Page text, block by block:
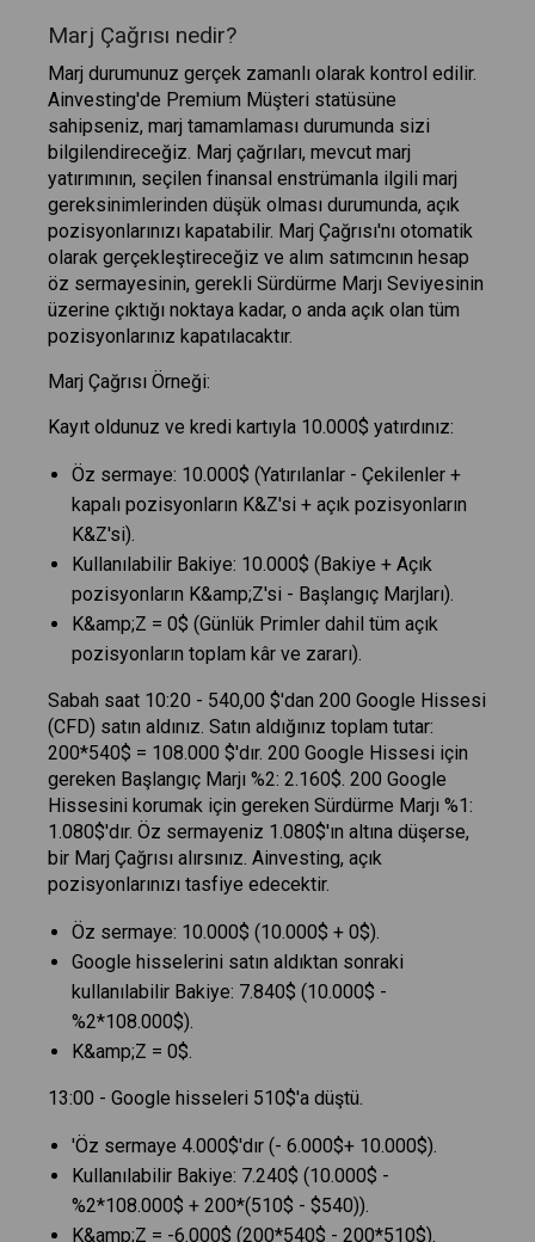
Marj Çağrısı nedir?
Marj durumunuz gerçek zamanlı olarak kontrol edilir.
Ainvesting'de Premium Müşteri statüsüne
sahipseniz, marj tamamlaması durumunda sizi
bilgilendireceğiz. Marj çağrıları, mevcut marj
yatırımının, seçilen finansal enstrümanla ilgili marj
gereksinimlerinden düşük olması durumunda, açık
pozisyonlarınızı kapatabilir. Marj Çağrısı'nı otomatik
olarak gerçekleştireceğiz ve alım satımcının hesap
öz sermayesinin, gerekli Sürdürme Marjı Seviyesinin
üzerine çıktığı noktaya kadar, o anda açık olan tüm
pozisyonlarınız kapatılacaktır.
Marj Çağrısı Örneği:
Kayıt oldunuz ve kredi kartıyla 10.000$ yatırdınız:
Öz sermaye: 10.000$ (Yatırılanlar - Çekilenler +
kapalı pozisyonların K&Z'si + açık pozisyonların
K&Z'si).
Kullanılabilir Bakiye: 10.000$ (Bakiye + Açık
pozisyonların K&amp;Z'si - Başlangıç Marjları).
K&amp;Z = 0$ (Günlük Primler dahil tüm açık
pozisyonların toplam kâr ve zararı).
Sabah saat 10:20 - 540,00 $'dan 200 Google Hissesi
(CFD) satın aldınız. Satın aldığınız toplam tutar:
200*540$ = 108.000 $'dır. 200 Google Hissesi için
gereken Başlangıç Marjı %2: 2.160$. 200 Google
Hissesini korumak için gereken Sürdürme Marjı %1:
1.080$'dır. Öz sermayeniz 1.080$'ın altına düşerse,
bir Marj Çağrısı alırsınız. Ainvesting, açık
pozisyonlarınızı tasfiye edecektir.
Öz sermaye: 10.000$ (10.000$ + 0$).
Google hisselerini satın aldıktan sonraki
kullanılabilir Bakiye: 7.840$ (10.000$ -
%2*108.000$).
K&amp;Z = 0$.
13:00 - Google hisseleri 510$'a düştü.
'Öz sermaye 4.000$'dır (- 6.000$+ 10.000$).
Kullanılabilir Bakiye: 7.240$ (10.000$ -
%2*108.000$ + 200*(510$ - $540)).
K&amp;Z = -6.000$ (200*540$ - 200*510$).